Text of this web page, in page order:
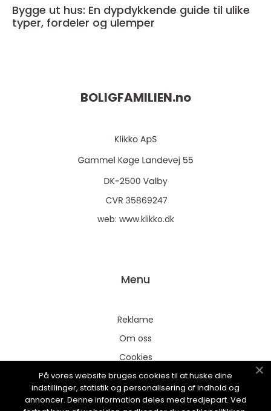
Bygge ut hus: En dypdykkende guide til ulike
typer, fordeler og ulemper
BOLIGFAMILIEN.no
web: www.klikko.dk
Menu
Reklame
Om oss
Cookies
Kontakt Oss
Sitemap
På vores website bruges cookies til at huske dine
indstillinger, statistik og personalisering af indhold og
annoncer. Denne information deles med tredjepart. Ved